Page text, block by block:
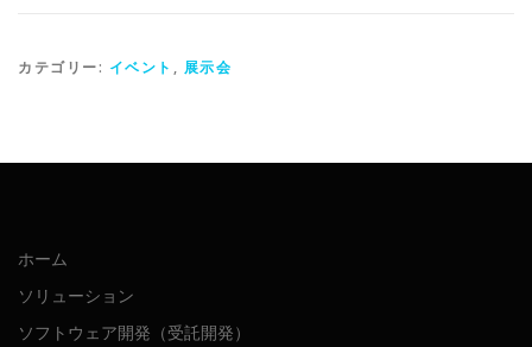
カテゴリー: イベント , 展示会
ホーム
ソリューション
ソフトウェア開発（受託開発）